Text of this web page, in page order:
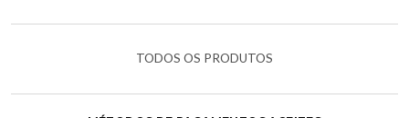
TODOS OS PRODUTOS